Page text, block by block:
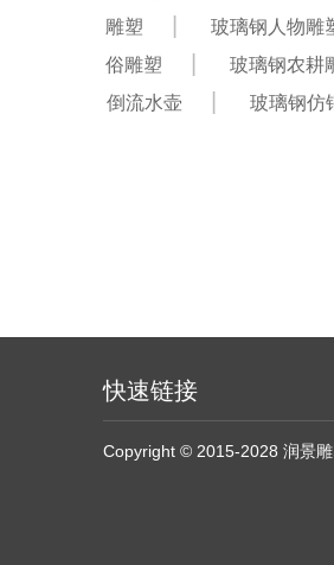
雕塑
玻璃钢人物雕
俗雕塑
玻璃钢农耕
倒流水壶
玻璃钢仿
快速链接
Copyright © 2015-2028 润景雕